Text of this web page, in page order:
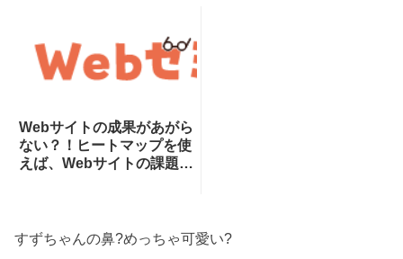
Webサイトの成果があがら
ない？！ヒートマップを使
えば、Webサイトの課題が
すずちゃんの鼻?めっちゃ可愛い?